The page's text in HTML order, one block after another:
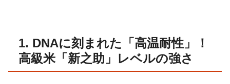
1. DNAに刻まれた「高温耐性」！
高級米「新之助」レベルの強さ